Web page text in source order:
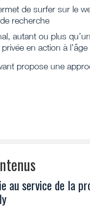
de surfer sur le
recherche
autant ou plus
en action à
propose une
au service de la